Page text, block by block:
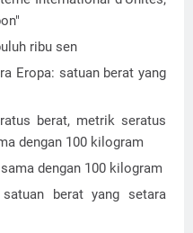
ribu sen
Eropa: satuan berat yang
berat, metrik seratus
dengan 100 kilogram
dengan 100 kilogram
berat yang setara